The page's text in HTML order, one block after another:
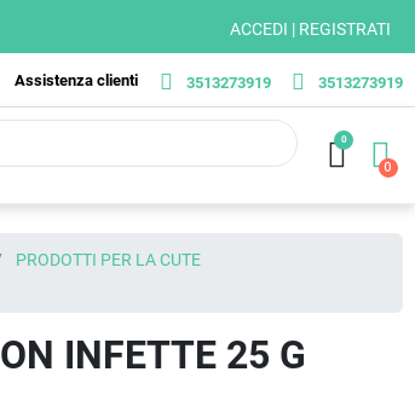
ACCEDI | REGISTRATI
Assistenza clienti 3513273919 3513273919
0
PRODOTTI PER LA CUTE
INFETTE 25 G